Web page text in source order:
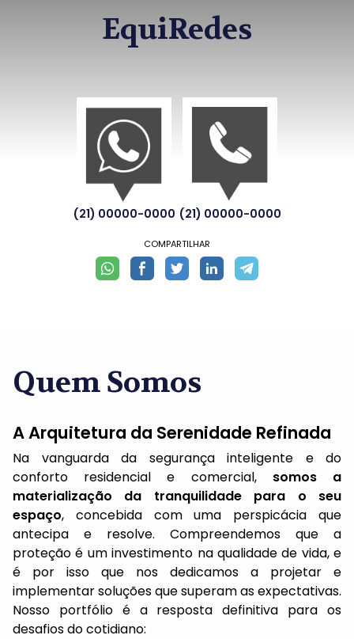
EquiRedes
(21) 00000-0000 (21) 00000-0000
COMPARTILHAR
Quem Somos
A Arquitetura da Serenidade Refinada
Na vanguarda da segurança inteligente e do
conforto residencial e comercial, somos a
materialização da tranquilidade para o seu
espaço, concebida com uma perspicácia que
antecipa e resolve. Compreendemos que a
proteção é um investimento na qualidade de vida, e
é por isso que nos dedicamos a projetar e
implementar soluções que superam as expectativas.
Nosso portfólio é a resposta definitiva para os
desafios do cotidiano: